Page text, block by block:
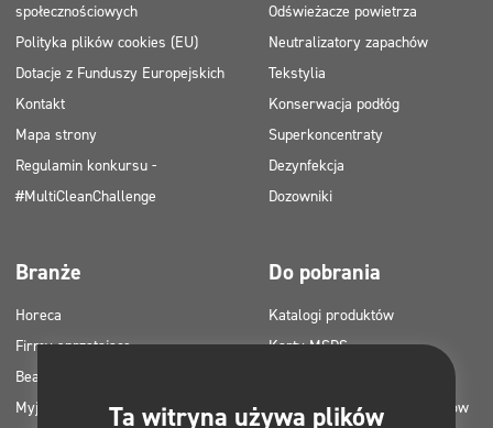
społecznościowych
Polityka plików cookies (EU)
Dotacje z Funduszy Europejskich
Kontakt
Mapa strony
Regulamin konkursu -
#MultiCleanChallenge
Odświeżacze powietrza
Neutralizatory zapachów
Tekstylia
Konserwacja podłóg
Superkoncentraty
Dezynfekcja
Dozowniki
Branże
Horeca
Firmy sprzątające
Beauty
Myjnie samochodowe
Do pobrania
Katalogi produktów
Karty MSDS
Plany zastosowania produktów
Ta witryna używa plików